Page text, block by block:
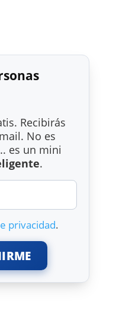
Recibirás
No es
es un mini
.
privacidad.